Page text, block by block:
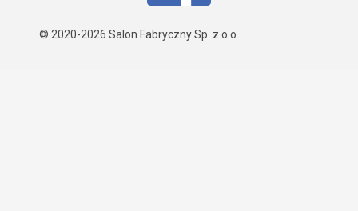
© 2020-2026 Salon Fabryczny Sp. z o.o.